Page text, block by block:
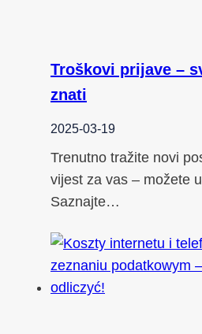
Troškovi prijave –
znati
2025-03-19
Trenutno tražite novi
vijest za vas – možete
Saznajte…